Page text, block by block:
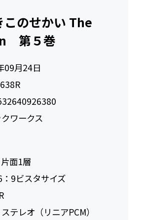
このせかい The
第５巻
09月24日
ワークス
片面1層
：9ビスタサイズ
テレオ（リニアPCM）